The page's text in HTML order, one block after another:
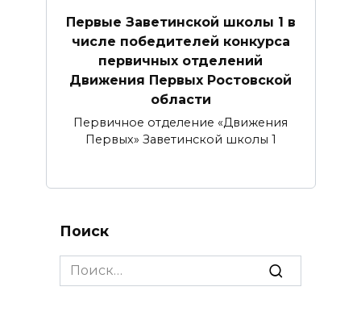
Первые Заветинской школы 1 в
числе победителей конкурса
первичных отделений
Движения Первых Ростовской
области
Первичное отделение «Движения
Первых» Заветинской школы 1
Поиск
Search
for: